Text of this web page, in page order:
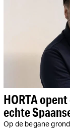
HORTA
echte
Op de begane